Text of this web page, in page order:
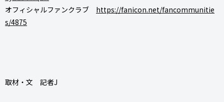
オフィシャルファンクラブ https://fanicon.net/fancommunitie
s/4875
取材・文 記者J